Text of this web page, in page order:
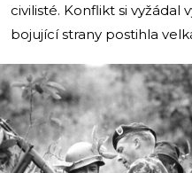
civilisté. Konflikt si vyžádal
bojující strany postihla